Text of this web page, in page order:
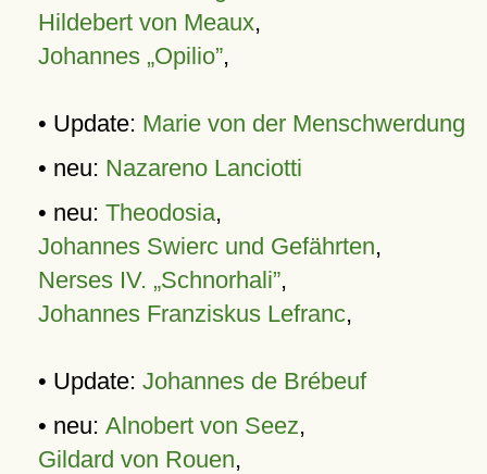
Hildebert von Meaux,
Johannes „Opilio”,
• Update: Marie von der Menschwerdung
• neu: Nazareno Lanciotti
• neu: Theodosia,
Johannes Swierc und Gefährten,
Nerses IV. „Schnorhali”,
Johannes Franziskus Lefranc,
• Update: Johannes de Brébeuf
• neu: Alnobert von Seez,
Gildard von Rouen,